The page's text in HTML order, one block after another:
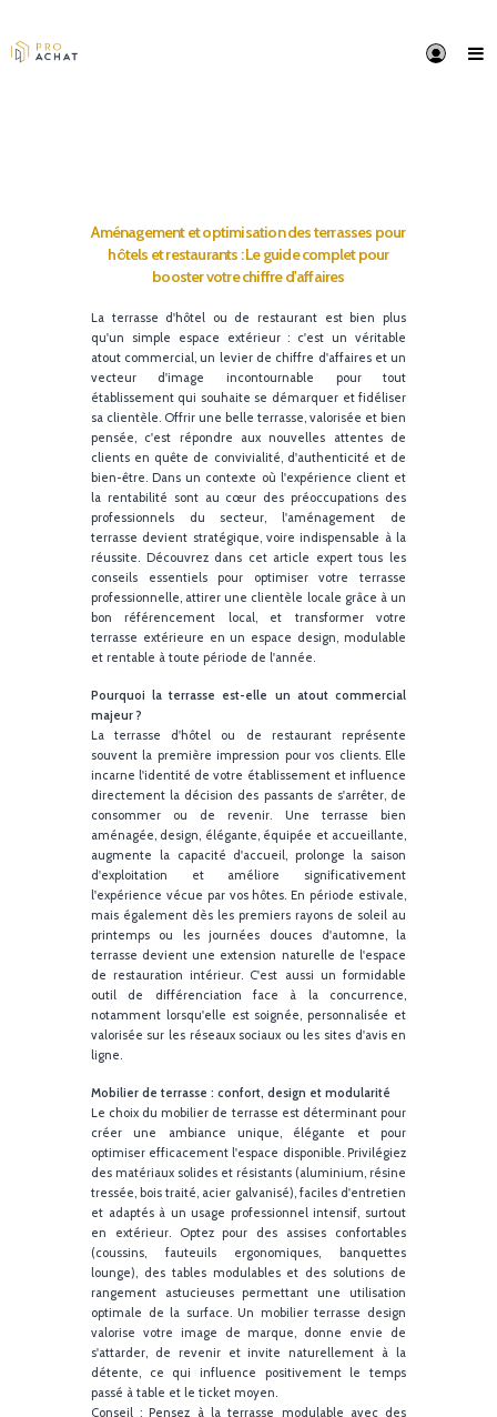
Aménagement et optimisation des terrasses
hôtels et restaurants : Le guide complet pour
booster votre chiffre d'affaires
La terrasse d'hôtel ou de restaurant est bien
qu'un simple espace extérieur : c'est un
atout commercial, un levier de chiffre d'affaires et
vecteur d'image incontournable pour
établissement qui souhaite se démarquer et
sa clientèle. Offrir une belle terrasse, valorisée et
pensée, c'est répondre aux nouvelles attentes
clients en quête de convivialité, d'authenticité et
bien-être. Dans un contexte où l'expérience client
la rentabilité sont au cœur des préoccupations
professionnels du secteur, l'aménagement
terrasse devient stratégique, voire indispensable à
réussite. Découvrez dans cet article expert tous
conseils essentiels pour optimiser votre
professionnelle, attirer une clientèle locale grâce à
bon référencement local, et transformer
terrasse extérieure en un espace design,
et rentable à toute période de l'année.
Pourquoi la terrasse est-elle un atout
majeur ?
La terrasse d'hôtel ou de restaurant
souvent la première impression pour vos clients.
incarne l'identité de votre établissement et
directement la décision des passants de s'arrêter,
consommer ou de revenir. Une terrasse
aménagée, design, élégante, équipée et
d'exploitation et améliore
l'expérience vécue par vos hôtes. En période
mais également dès les premiers rayons de soleil
printemps ou les journées douces d'automne,
terrasse devient une extension naturelle de
de restauration intérieur. C'est aussi un
outil de différenciation face à la
notamment lorsqu'elle est soignée, personnalisée
valorisée sur les réseaux sociaux ou les sites d'avis
ligne.
Mobilier de terrasse : confort, design et modularité
Le choix du mobilier de terrasse est déterminant